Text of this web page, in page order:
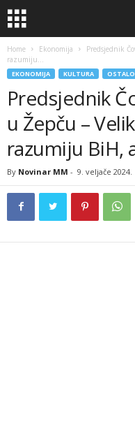
Home Ekonomija
Predsjednik
razumiju...
EKONOMIJA KULTURA OSTALO
Predsjednik
u Žepču –
razumiju BiH,
By Novinar MM - 9. veljače 2024.